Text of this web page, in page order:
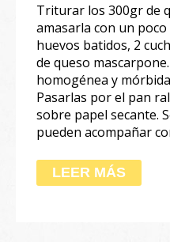
Triturar los 300gr de
amasarla con un
huevos batidos, 2
de queso
homogénea y
Pasarlas por el pan
sobre papel secante.
pueden acompañar
LEER MÁS